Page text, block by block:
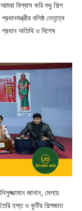
বিশ্বাস করি শুধু শিল্প
বলিষ্ঠ নেতৃত্বে
প্রধান অতিথি ও বিশেষ
জানান, মেলায়
হস্ত ও কুটির শিল্পজাত